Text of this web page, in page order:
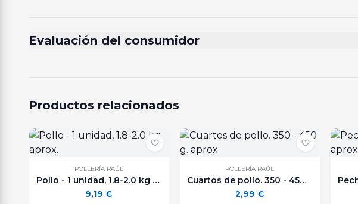
Evaluación del consumidor
Productos relacionados
POLLERÍA RAÚL
Pollo - 1 unidad, 1.8-2.0 kg aprox.
9,19€
POLLERÍA RAÚL
Cuartos de pollo. 350 - 450 g. aprox.
2,99 €